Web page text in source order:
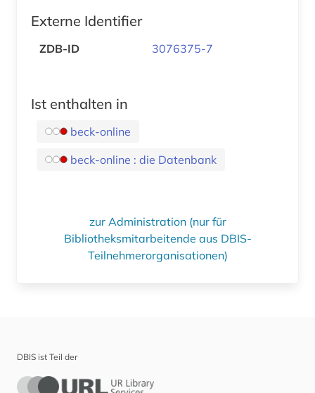
Externe Identifier
ZDB-ID 3076375-7
Ist enthalten in
beck-online
beck-online : die Datenbank
zur Administration (nur für
Bibliotheksmitarbeitende aus DBIS-
Teilnehmerorganisationen)
DBIS ist Teil der